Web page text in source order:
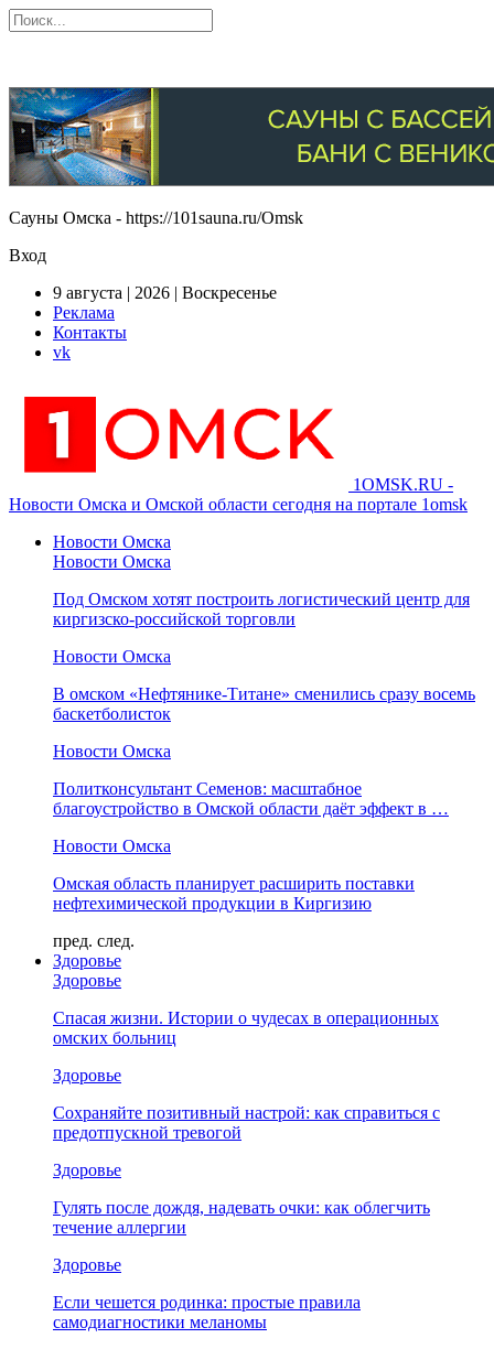
Сауны Омска - https://101sauna.ru/Omsk
Вход
9 августа | 2026 | Воскресенье
Реклама
Контакты
vk
1OMSK.RU -
Новости Омска и Омской области сегодня на портале 1omsk
Новости Омска
Новости Омска
Под Омском хотят построить логистический центр для
киргизско-российской торговли
Новости Омска
В омском «Нефтянике-Титане» сменились сразу восемь
баскетболисток
Новости Омска
Политконсультант Семенов: масштабное
благоустройство в Омской области даёт эффект в …
Новости Омска
Омская область планирует расширить поставки
нефтехимической продукции в Киргизию
пред. след.
Здоровье
Здоровье
Спасая жизни. Истории о чудесах в операционных
омских больниц
Здоровье
Сохраняйте позитивный настрой: как справиться с
предотпускной тревогой
Здоровье
Гулять после дождя, надевать очки: как облегчить
течение аллергии
Здоровье
Если чешется родинка: простые правила
самодиагностики меланомы